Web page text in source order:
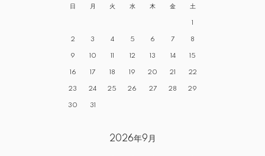
日 月 火 水 木 金 土
1
2 3 4 5 6 7 8
9 10 11 12 13 14 15
16 17 18 19 20 21 22
23 24 25 26 27 28 29
30 31
2026年9月